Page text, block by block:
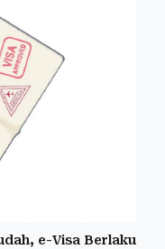
e-Visa Berlaku